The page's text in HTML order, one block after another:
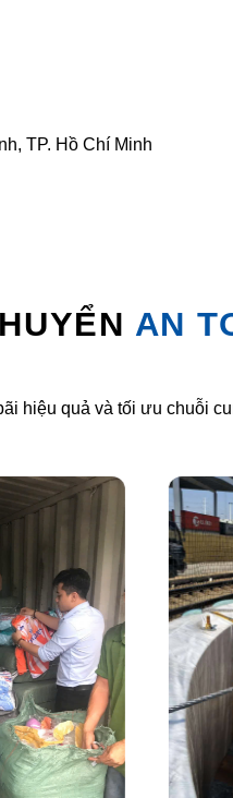
TP. Hồ Chí Minh
AN
hiệu quả và tối ưu chuỗi